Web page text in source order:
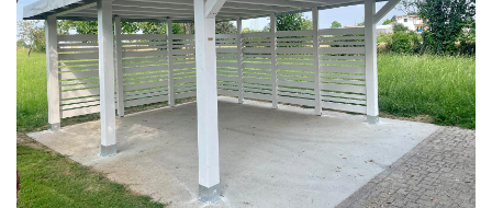
PERGOLA BIANCA SPAZZOLATA